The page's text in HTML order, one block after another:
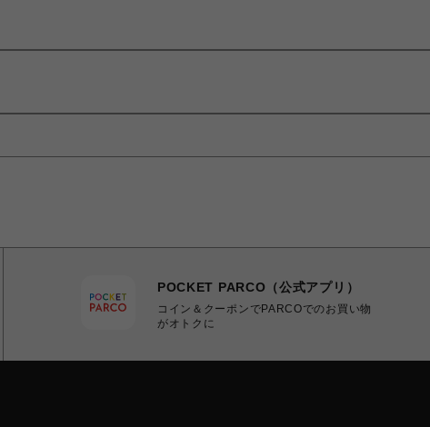
POCKET PARCO（公式アプリ）
コイン＆クーポンでPARCOでのお買い物
がオトクに